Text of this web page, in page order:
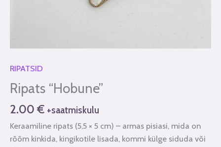
RIPATSID
Ripats “Hobune”
2.00 € +saatmiskulu
Keraamiline ripats (5,5 × 5 cm) – armas pisiasi, mida on
rõõm kinkida, kingikotile lisada, kommi külge siduda või